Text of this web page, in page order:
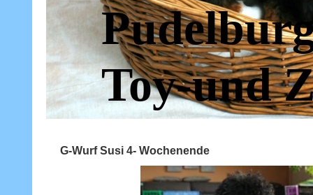
Toy-und
G-Wurf Susi 4- Wochenende